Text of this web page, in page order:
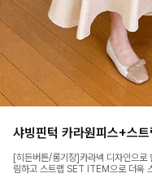
샤빙핀턱 카라원피스+스
[히든버튼/롱기장]카라넥 디자인으로
림하고 스트랩 SET ITEM으로 더욱